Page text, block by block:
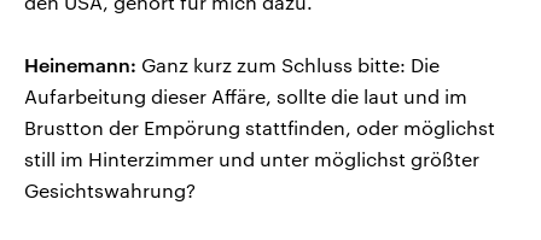
Heinemann: Ganz kurz zum Schluss bitte: Die
Aufarbeitung dieser Affäre, sollte die laut und im
Brustton der Empörung stattfinden, oder möglichst
still im Hinterzimmer und unter möglichst größter
Gesichtswahrung?